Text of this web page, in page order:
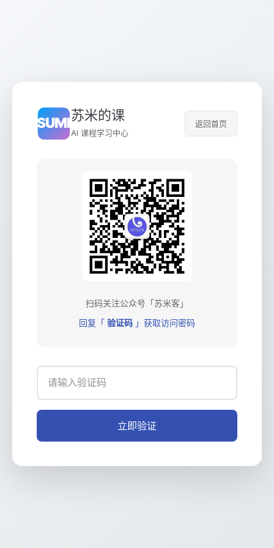
苏米的课
AI 课程学习中心
返回首页
扫码关注公众号「苏米客」
回复「 验证码 」获取访问密码
立即验证